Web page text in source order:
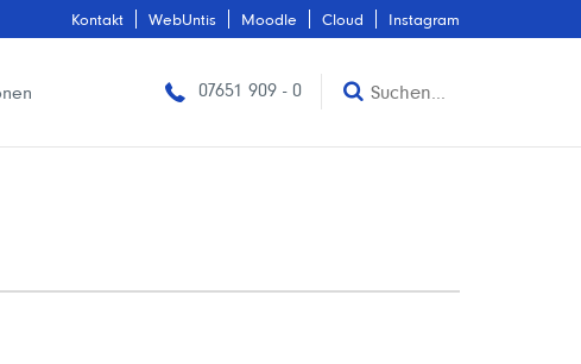
Kontakt WebUntis Moodle Cloud Instagram
07651 909 - 0